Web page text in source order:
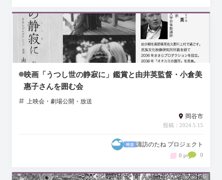
映画「うつし世の静寂に」鑑賞と由井英監督・小倉美
惠子さんを囲む会
上映会・劇場公開・放送
岡谷市
投稿：2024.5.15
諏訪のたね プロジェクト
0 pt 0